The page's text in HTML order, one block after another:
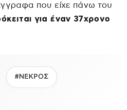
που είχε πάνω του
για έναν 37χρονο
#ΝΕΚΡΟΣ